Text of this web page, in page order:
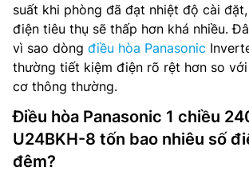
suất khi phòng đã đạt nhiệt độ cài
điện tiêu thụ sẽ thấp hơn khá nhiều.
vì sao dòng điều hòa Panasonic
thường tiết kiệm điện rõ rệt hơn so
cơ thông thường.
Điều hòa Panasonic 1 chiều
U24BKH-8 tốn bao nhiêu số
đêm?